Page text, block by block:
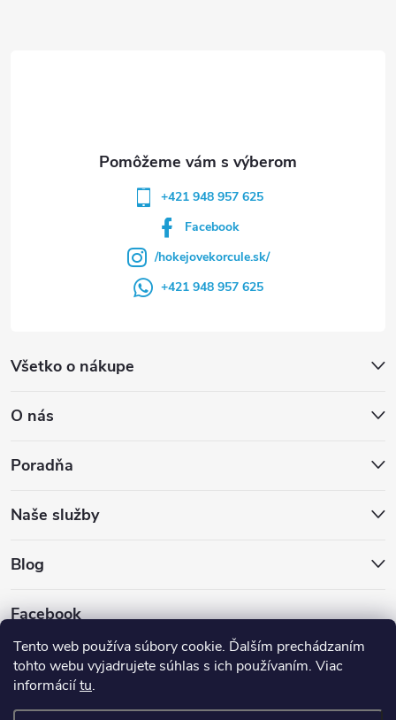
Tento web používa súbory cookie. Ďalším prechádzaním
tohto webu vyjadrujete súhlas s ich používaním. Viac
informáciítu.
Všetko o nákupe
O nás
Poradňa
Naše služby
Blog
Facebook
+421 948 957 625
Facebook
/hokejovekorcule.sk/
+421 948 957 625